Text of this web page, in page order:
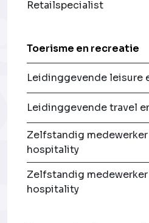
Retailspecialist
Toerisme en recreatie
Leidinggevende leisure
Leidinggevende travel
Zelfstandig
hospitality
Zelfstandig
hospitality